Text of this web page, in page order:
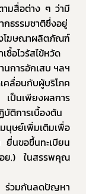
ามสื่อต่าง ๆ ว่ามี
ธรรมชาติซึ่งอยู่
โฆษณาผลิตภัณฑ์
ชื้อไวรัสไข้หวัด
นการอักเสบ ฯลฯ
ลื่อนกับผู้บริโภค
ป็นเพียงผลการ
ติการเบื้องต้น
นุษย์เพิ่มเติมเพื่อ
นขอขึ้นทะเบียน
อย.) ในสรรพคุณ